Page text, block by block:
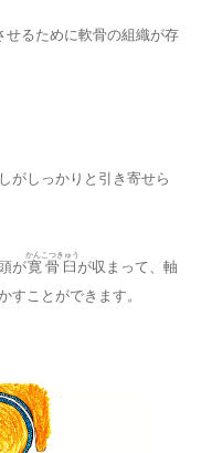
せるために軟骨の組織が存
がしっかりと引き寄せら
が寛骨臼
かんこつきゅう
が収まって、軸
すことができます。